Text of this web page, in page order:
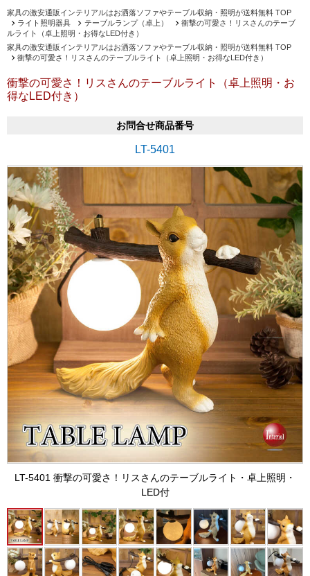
家具の激安通販インテリアルはお洒落ソファやテーブル収納・照明が送料無料 TOP
ライト照明器具
テーブルランプ（卓上）
衝撃の可愛さ！リスさんのテーブ
ルライト（卓上照明・お得なLED付き）
家具の激安通販インテリアルはお洒落ソファやテーブル収納・照明が送料無料 TOP
衝撃の可愛さ！リスさんのテーブルライト（卓上照明・お得なLED付き）
衝撃の可愛さ！リスさんのテーブルライト（卓上照明・お
得なLED付き）
お問合せ商品番号
LT-5401
LT-5401 衝撃の可愛さ！リスさんのテーブルライト・卓上照明・
LED付